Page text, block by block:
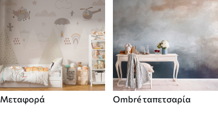
Μεταφορά Ombré ταπετσαρία